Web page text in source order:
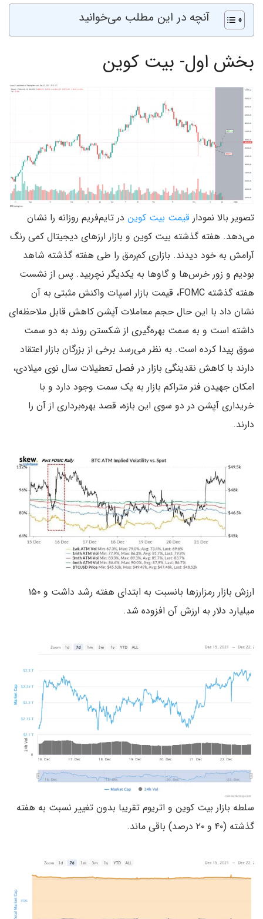
آنچه در این مطلب می‌خوانید
بخش اول- بیت کوین
تصویر بالا نمودار قیمت بیت کوین در تایم‌فریم روزانه را نشان
می‌دهد. هفته گذشته بیت کوین و بازار ارزهای دیجیتال کمی رنگ
آرامش به خود دیدند. بازاری کم‌رمق را طی هفته گذشته شاهد
بودیم و زور خرس‌ها و گاو‌ها به یکدیگر نچربید. پس از نشست
هفته گذشته FOMC، قیمت بازار اسپات واکنش مثبتی به آن
نشان داد با این حال حجم معاملات آپشن کاهش قابل ملاحظه‌ای
داشته است و به سمت بهره‌گیری از شکستن روند به دو سمت
سوق پیدا کرده است. به نظر می‌رسد برخی از بزرگان بازار اعتقاد
دارند با کاهش نقدینگی بازار در فصل تعطیلات سال نوی میلادی،
امکان جهیدن فنر متراکم بازار به یک سمت وجود دارد و با
خریداری آپشن در دو سوی این بازه، قصد بهره‌برداری از آن را
دارند.
ارزش بازار رمزارزها بانسبت به ابتدای هفته رشد داشت و ۱۵۰
میلیارد دلار به ارزش آن افزوده شد.
سلطه بازار بیت کوین و اتریوم تقریبا بدون تغییر نسبت به هفته
گذشته (۴۰ و ۲۰ درصد) باقی ماند.